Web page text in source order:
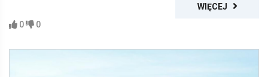
WIĘCEJ
0
0